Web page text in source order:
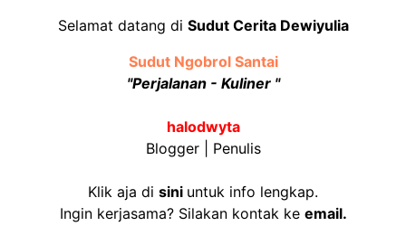
Selamat datang di Sudut Cerita Dewiyulia
Sudut Ngobrol Santai
"Perjalanan - Kuliner "
halodwyta
Blogger | Penulis
Klik aja di sini untuk info lengkap.
Ingin kerjasama? Silakan kontak ke email.